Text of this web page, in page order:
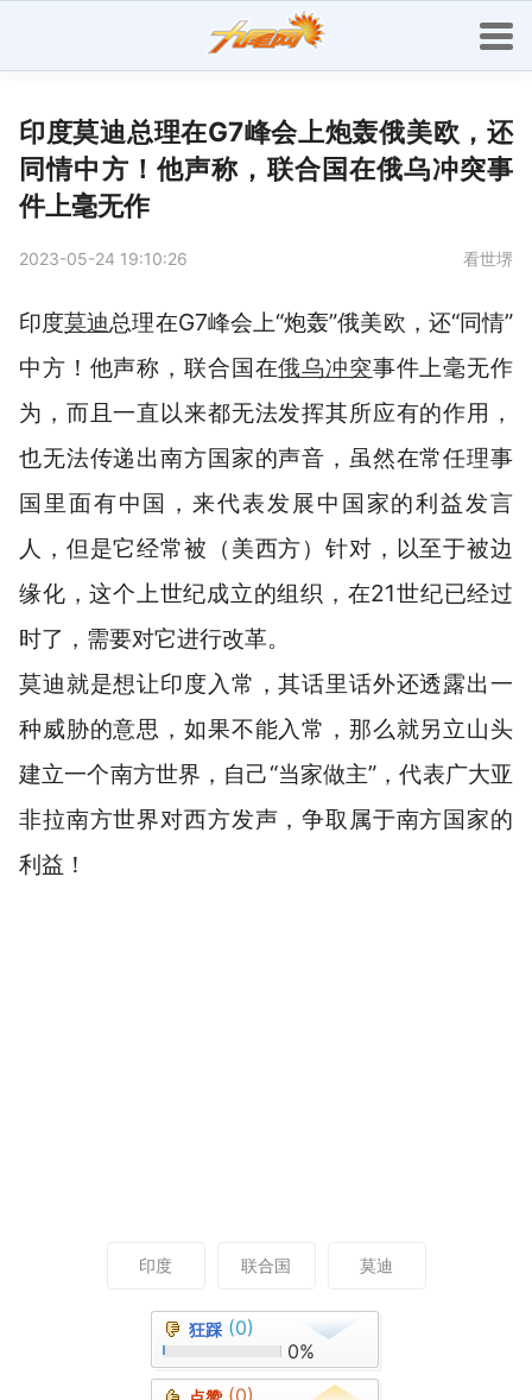
印度莫迪总理在G7峰会上炮轰俄美欧，还
同情中方！他声称，联合国在俄乌冲突事
件上毫无作
2023-05-24 19:10:26 看世堺
印度莫迪总理在G7峰会上“炮轰”俄美欧，还“同情”
中方！他声称，联合国在俄乌冲突事件上毫无作
为，而且一直以来都无法发挥其所应有的作用，
也无法传递出南方国家的声音，虽然在常任理事
国里面有中国，来代表发展中国家的利益发言
人，但是它经常被（美西方）针对，以至于被边
缘化，这个上世纪成立的组织，在21世纪已经过
时了，需要对它进行改革。
莫迪就是想让印度入常，其话里话外还透露出一
种威胁的意思，如果不能入常，那么就另立山头
建立一个南方世界，自己“当家做主”，代表广大亚
非拉南方世界对西方发声，争取属于南方国家的
利益！
印度 联合国 莫迪
狂踩 (0)
0%
(0)